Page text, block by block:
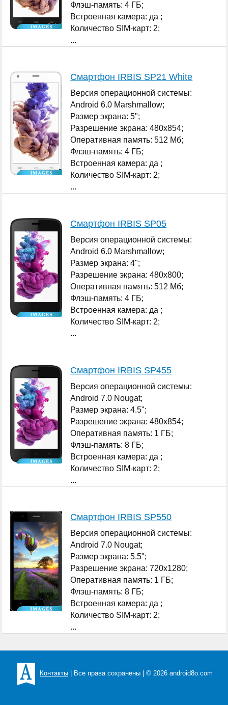
Флэш-память: 4 ГБ;
Встроенная камера: да ;
Количество SIM-карт: 2;
...
Смартфон IRBIS SP21 White
Версия операционной системы:
Android 6.0 Marshmallow;
Размер экрана: 5";
Разрешение экрана: 480x854;
Оперативная память: 512 Мб;
Флэш-память: 4 ГБ;
Встроенная камера: да ;
Количество SIM-карт: 2;
...
Смартфон IRBIS SP05
Версия операционной системы:
Android 6.0 Marshmallow;
Размер экрана: 4";
Разрешение экрана: 480x800;
Оперативная память: 512 Мб;
Флэш-память: 4 ГБ;
Встроенная камера: да ;
Количество SIM-карт: 2;
...
Смартфон IRBIS SP455
Версия операционной системы:
Android 7.0 Nougat;
Размер экрана: 4.5";
Разрешение экрана: 480x854;
Оперативная память: 1 ГБ;
Флэш-память: 8 ГБ;
Встроенная камера: да ;
Количество SIM-карт: 2;
...
Смартфон IRBIS SP550
Версия операционной системы:
Android 7.0 Nougat;
Размер экрана: 5.5";
Разрешение экрана: 720x1280;
Оперативная память: 1 ГБ;
Флэш-память: 8 ГБ;
Встроенная камера: да ;
Количество SIM-карт: 2;
...
Контакты | Все права сохранены | © 2026 android8o.com